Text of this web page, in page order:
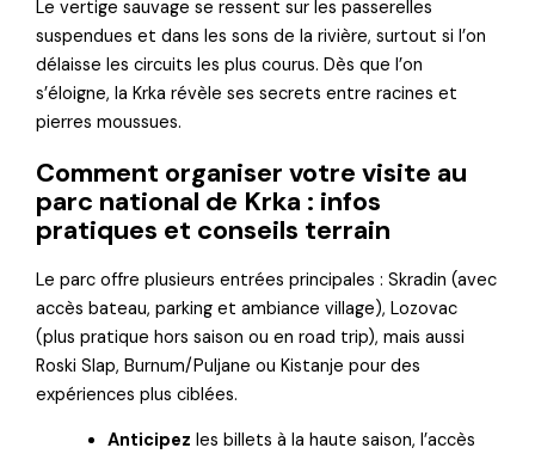
Le vertige sauvage se ressent sur les passerelles
suspendues et dans les sons de la rivière, surtout si l’on
délaisse les circuits les plus courus. Dès que l’on
s’éloigne, la Krka révèle ses secrets entre racines et
pierres moussues.
Comment organiser votre visite au
parc national de Krka : infos
pratiques et conseils terrain
Le parc offre plusieurs entrées principales : Skradin (avec
accès bateau, parking et ambiance village), Lozovac
(plus pratique hors saison ou en road trip), mais aussi
Roski Slap, Burnum/Puljane ou Kistanje pour des
expériences plus ciblées.
Anticipez les billets à la haute saison, l’accès